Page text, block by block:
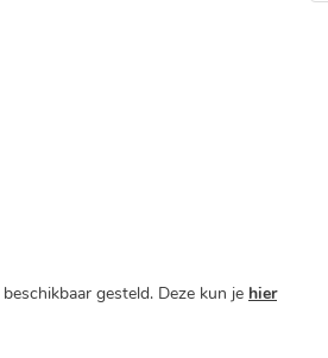
gesteld. Deze kun je hier